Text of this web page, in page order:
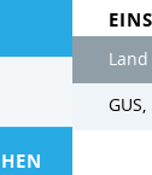
Land